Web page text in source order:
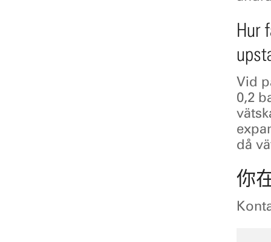
Hur
Vid
0,2
då
你